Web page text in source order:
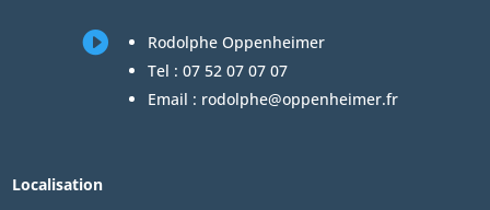

Rodolphe Oppenheimer
Tel : 07 52 07 07 07
Email : rodolphe@oppenheimer.fr
Localisation